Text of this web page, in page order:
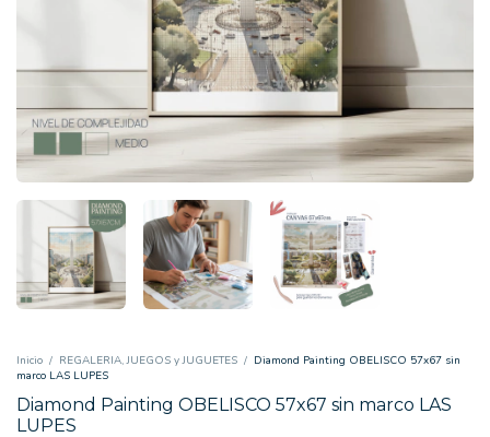
Inicio / REGALERIA, JUEGOS y JUGUETES / Diamond Painting OBELISCO 57x67 sin
marco LAS LUPES
Diamond Painting OBELISCO 57x67 sin marco LAS
LUPES